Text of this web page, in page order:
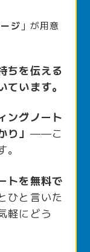
ジ 」が用意
ちを伝える
います。
ングノート
」 ——こ
トを無料で
ひと言いた
軽にどう